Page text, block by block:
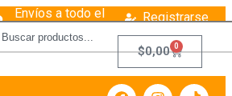
Envíos a todo el
Registrarse
Login
$0,00 0